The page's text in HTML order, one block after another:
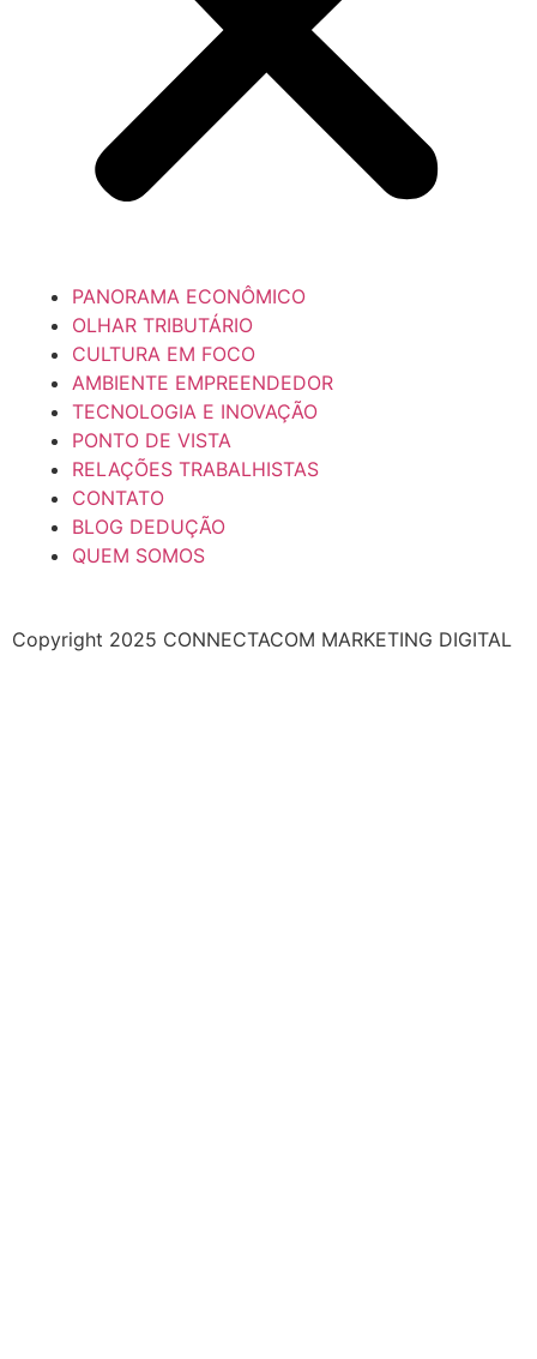
PANORAMA ECONÔMICO
OLHAR TRIBUTÁRIO
CULTURA EM FOCO
AMBIENTE EMPREENDEDOR
TECNOLOGIA E INOVAÇÃO
PONTO DE VISTA
RELAÇÕES TRABALHISTAS
CONTATO
BLOG DEDUÇÃO
QUEM SOMOS
Copyright 2025 CONNECTACOM MARKETING DIGITAL